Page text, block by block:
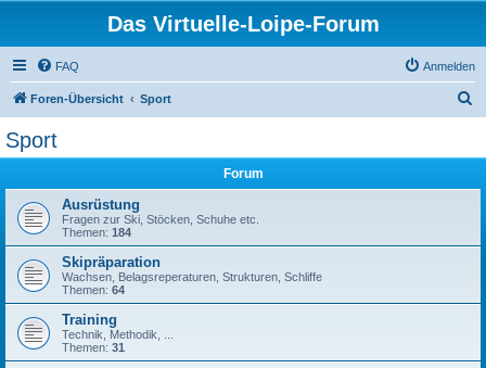
Das Virtuelle-Loipe-Forum
FAQ Anmelden
Foren-Übersicht Sport
Sport
Forum
Ausrüstung
Fragen zur Ski, Stöcken, Schuhe etc.
Themen: 184
Skipräparation
Wachsen, Belagsreperaturen, Strukturen, Schliffe
Themen: 64
Training
Technik, Methodik, ...
Themen: 31